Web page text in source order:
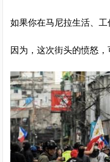
如果你在马尼拉生活、工
因为，这次街头的愤怒，